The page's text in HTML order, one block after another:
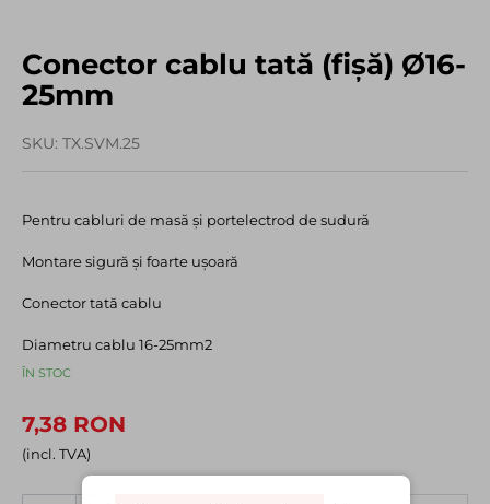
Conector cablu tată (fișă) Ø16-
25mm
SKU TX.SVM.25
Pentru cabluri de masă şi portelectrod de sudură
Montare sigură şi foarte uşoară
Conector tată cablu
Diametru cablu 16-25mm2
ÎN STOC
7,38 RON
(incl. TVA)